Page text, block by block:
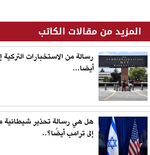
المزيد من مقالات الكاتب
أيضا...
هل هي رسالة تحذير
إلى ترامب أيضًا؟..